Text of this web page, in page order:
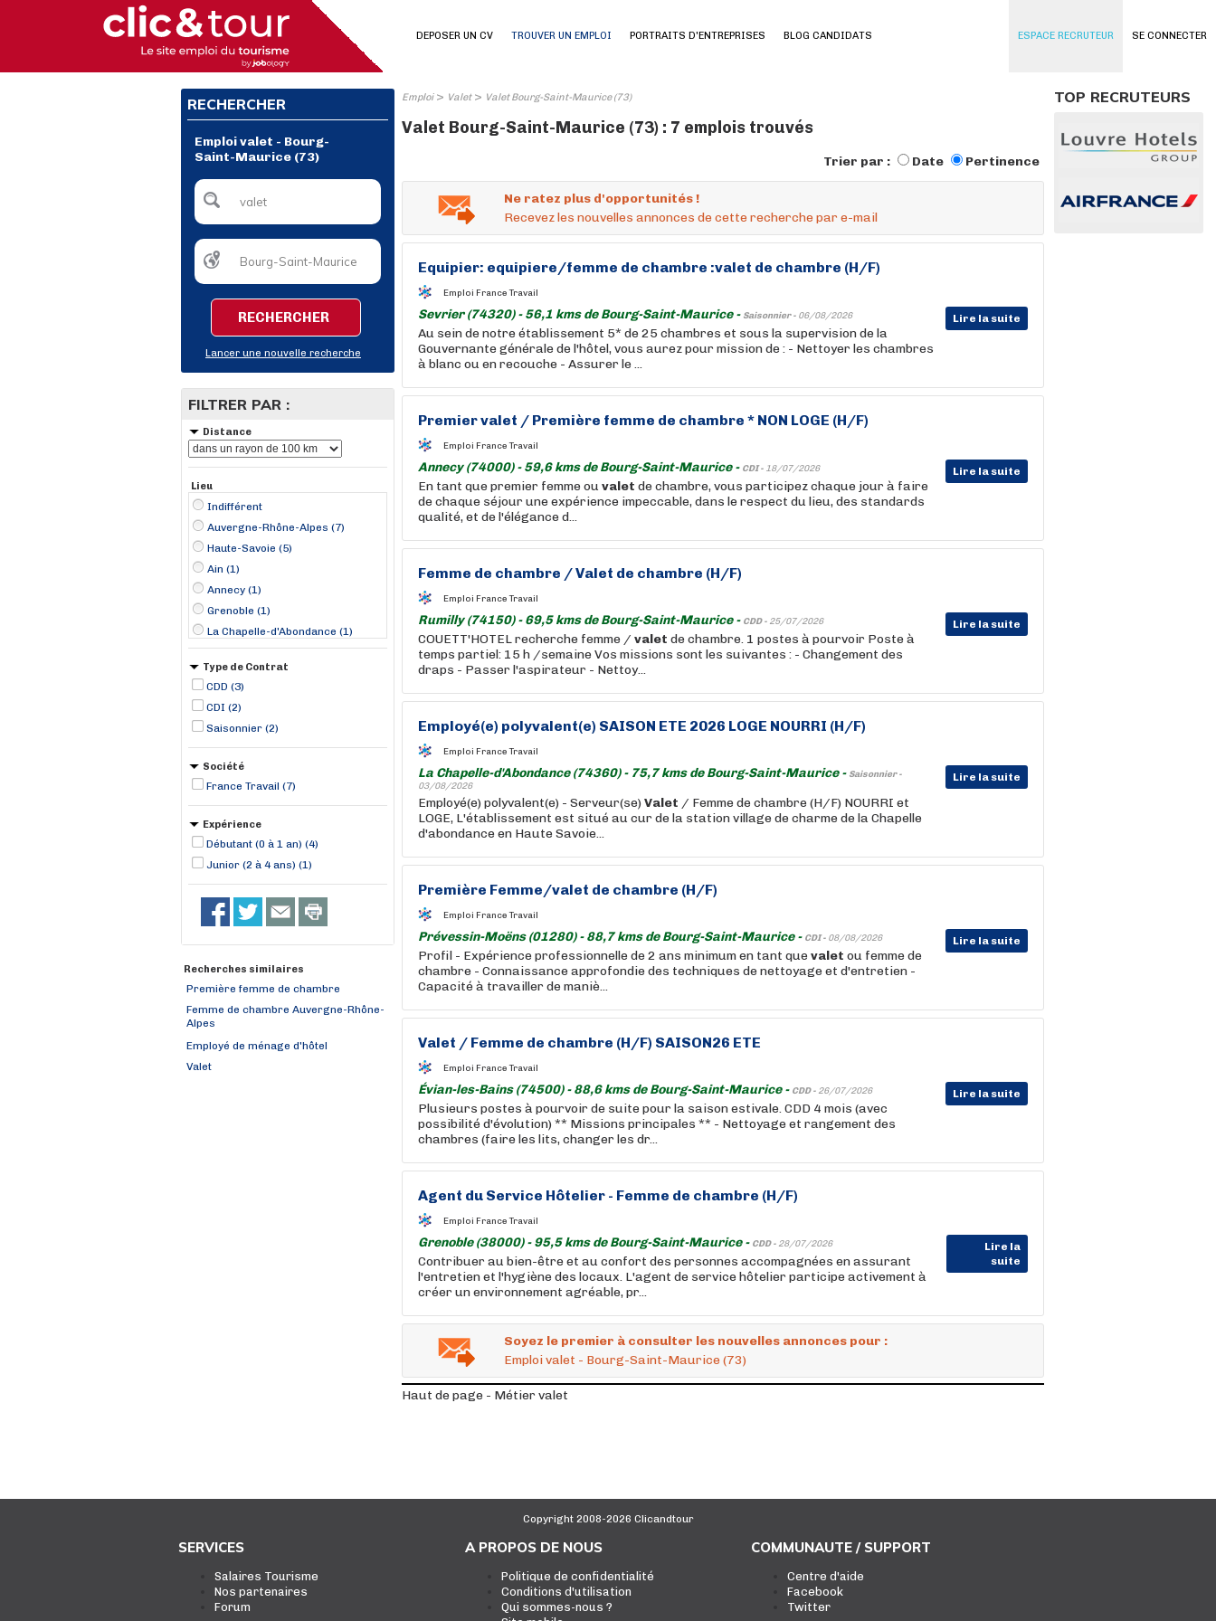
SE CONNECTER
DEPOSER UN CV TROUVER UN EMPLOI PORTRAITS D'ENTREPRISES BLOG CANDIDATS ESPACE RECRUTEUR
RECHERCHER
Emploi valet - Bourg-
Saint-Maurice (73)
RECHERCHER
Lancer une nouvelle recherche
FILTRER PAR :
Distance
Lieu
Indifférent
Auvergne-Rhône-Alpes (7)
Haute-Savoie (5)
Ain (1)
Annecy (1)
Grenoble (1)
La Chapelle-d'Abondance (1)
Prévessin-Moëns (1)
Rumilly (1)
Sevrier (1)
Évian-les-Bains (1)
Type de Contrat
CDD (3)
CDI (2)
Saisonnier (2)
Société
France Travail (7)
Expérience
Débutant (0 à 1 an) (4)
Junior (2 à 4 ans) (1)
Recherches similaires
Première femme de chambre
Femme de chambre Auvergne-Rhône-
Alpes
Employé de ménage d'hôtel
Valet
Emploi> Valet> Valet Bourg-Saint-Maurice (73)
Valet Bourg-Saint-Maurice (73) : 7 emplois trouvés
Trier par : Date Pertinence
Ne ratez plus d'opportunités !
Recevez les nouvelles annonces de cette recherche par e-mail
Equipier: equipiere/femme de chambre :valet de chambre (H/F)
Emploi France Travail
Sevrier (74320) - 56,1 kms de Bourg-Saint-Maurice - Saisonnier - 06/08/2026 Lire la suite
Au sein de notre établissement 5* de 25 chambres et sous la supervision de la
Gouvernante générale de l'hôtel, vous aurez pour mission de : - Nettoyer les chambres
à blanc ou en recouche - Assurer le ...
Premiervalet / Première femme de chambre * NON LOGE (H/F)
Emploi France Travail
Annecy (74000) - 59,6 kms de Bourg-Saint-Maurice - CDI - 18/07/2026 Lire la suite
En tant que premier femme ou valet de chambre, vous participez chaque jour à faire
de chaque séjour une expérience impeccable, dans le respect du lieu, des standards
qualité, et de l'élégance d...
Femme de chambre /Valet de chambre (H/F)
Emploi France Travail
Rumilly (74150) - 69,5 kms de Bourg-Saint-Maurice - CDD - 25/07/2026 Lire la suite
COUETT'HOTEL recherche femme / valet de chambre. 1 postes à pourvoir Poste à
temps partiel: 15 h /semaine Vos missions sont les suivantes : - Changement des
draps - Passer l'aspirateur - Nettoy...
Employé(e) polyvalent(e) SAISON ETE 2026 LOGE NOURRI (H/F)
Emploi France Travail
La Chapelle-d'Abondance (74360) - 75,7 kms de Bourg-Saint-Maurice - Saisonnier -
03/08/2026
Lire la suite
Employé(e) polyvalent(e) - Serveur(se) Valet / Femme de chambre (H/F) NOURRI et
LOGE, L'établissement est situé au cur de la station village de charme de la Chapelle
d'abondance en Haute Savoie...
Première Femme/valet de chambre (H/F)
Emploi France Travail
Prévessin-Moëns (01280) - 88,7 kms de Bourg-Saint-Maurice - CDI - 08/08/2026 Lire la suite
Profil - Expérience professionnelle de 2 ans minimum en tant quevalet ou femme de
chambre - Connaissance approfondie des techniques de nettoyage et d'entretien -
Capacité à travailler de maniè...
Valet / Femme de chambre (H/F) SAISON26 ETE
Emploi France Travail
Évian-les-Bains (74500) - 88,6 kms de Bourg-Saint-Maurice - CDD - 26/07/2026 Lire la suite
Plusieurs postes à pourvoir de suite pour la saison estivale. CDD 4 mois (avec
possibilité d'évolution) ** Missions principales ** - Nettoyage et rangement des
chambres (faire les lits, changer les dr...
Agent du Service Hôtelier - Femme de chambre (H/F)
Emploi France Travail
Grenoble (38000) - 95,5 kms de Bourg-Saint-Maurice - CDD - 28/07/2026
Lire la
suite
Contribuer au bien-être et au confort des personnes accompagnées en assurant
l'entretien et l'hygiène des locaux. L'agent de service hôtelier participe activement à
créer un environnement agréable, pr...
Soyez le premier à consulter les nouvelles annonces pour :
Emploi valet - Bourg-Saint-Maurice (73)
Haut de page - Métier valet
TOP RECRUTEURS
Copyright 2008-2026 Clicandtour
SERVICES
Salaires Tourisme
Nos partenaires
Forum
A PROPOS DE NOUS
Politique de confidentialité
Conditions d'utilisation
Qui sommes-nous ?
COMMUNAUTE / SUPPORT
Centre d'aide
Facebook
Twitter